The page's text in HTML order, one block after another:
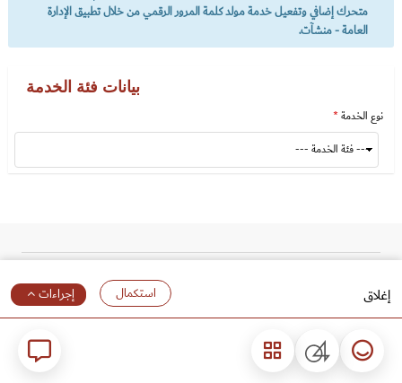
مؤشر السعادة
04 خدمة
متحرك إضافي وتفعيل خدمة مولد كلمة المرور الرقمي من خلال تطبيق الإدارة
العامة - منشآت.
بيانات فئة الخدمة
نوع الخدمة
إغلاق إجراءات
اتصل بنا